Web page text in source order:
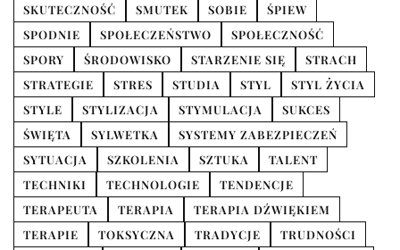
SKUTECZNOŚĆ
SMUTEK SOBIE
ŚPIEW
SPODNIE
SPOŁECZEŃSTWO
SPOŁECZNOŚĆ
SPORY
ŚRODOWISKO STARZENIE SIĘ
STRACH
STRATEGIE
STRES STUDIA STYL
STYL ŻYCIA
STYLE
STYLIZACJA STYMULACJA
SUKCES
ŚWIĘTA
SYLWETKA
SYSTEMY ZABEZPIECZEŃ
SYTUACJA
SZKOLENIA SZTUKA
TALENT
TECHNIKI
TECHNOLOGIE
TENDENCJE
TERAPEUTA
TERAPIA
TERAPIA DŹWIĘKIEM
TERAPIE
TOKSYCZNA TRADYCJE
TRUDNOŚCI